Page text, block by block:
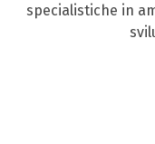
specialistiche in